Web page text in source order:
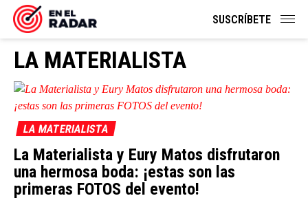
SUSCRÍBETE
LA MATERIALISTA
LA MATERIALISTA
La Materialista y Eury Matos disfrutaron
una hermosa boda: ¡estas son las
primeras FOTOS del evento!